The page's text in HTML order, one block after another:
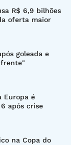
R$ 6,9 bilhões
oferta maior
goleada e
Europa é
após crise
na Copa do